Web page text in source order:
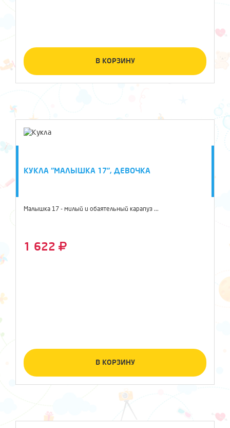
В КОРЗИНУ
КУКЛА "МАЛЫШКА 17", ДЕВОЧКА
Малышка 17 - милый и обаятельный карапуз ...
1 622
В КОРЗИНУ